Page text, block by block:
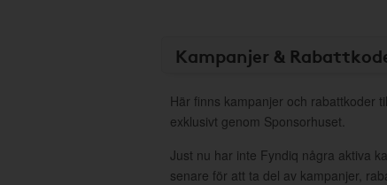
Kampanjer &
Här finns kampanjer och rabattkoder
exklusivt genom Sponsorhuset.
Just nu har inte Fyndiq några aktiva
senare för att ta del av kampanjer,